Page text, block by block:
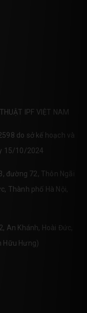
IPF VIỆT NAM
do sở kế hoạch và
15/10/2024
đường 72, Thôn Ngãi
Thành phố Hà Nội,
An Khánh, Hoài Đức,
Hữu Hưng)